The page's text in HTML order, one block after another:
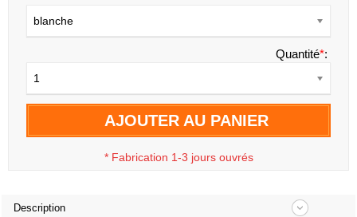
blanche
Quantité*:
1
AJOUTER AU PANIER
* Fabrication 1-3 jours ouvrés
Description